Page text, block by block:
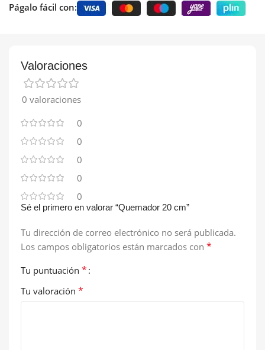
Págalo fácil con:
Valoraciones
0 valoraciones
0
0
0
0
0
Sé el primero en valorar “Quemador 20 cm”
Tu dirección de correo electrónico no será publicada.
Los campos obligatorios están marcados con *
Tu puntuación *
Tu valoración *